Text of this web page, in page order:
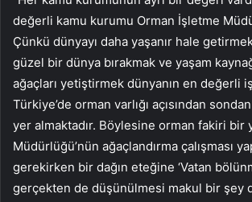
değerli kamu kurumu Orman İşletme
Çünkü dünyayı daha yaşanır hale
güzel bir dünya bırakmak ve yaşam
ağaçları yetiştirmek dünyanın en değerli
Türkiye’de orman varlığı açısından
yer almaktadır. Böylesine orman fakiri bir
Müdürlüğü’nün ağaçlandırma çalışması
gerekirken bir dağın eteğine ‘Vatan
gerçekten de düşünülmesi makul bir şey